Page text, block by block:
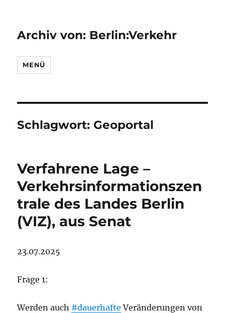
Archiv von: Berlin:Verkehr
MENÜ
Schlagwort: Geoportal
Verfahrene Lage –
Verkehrsinformationszen
trale des Landes Berlin
(VIZ), aus Senat
23.07.2025
Frage 1:
Werden auch #dauerhafte Veränderungen von